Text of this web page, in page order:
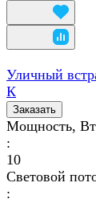
Уличный
К
Заказать
Мощность, Вт
:
10
Световой
: